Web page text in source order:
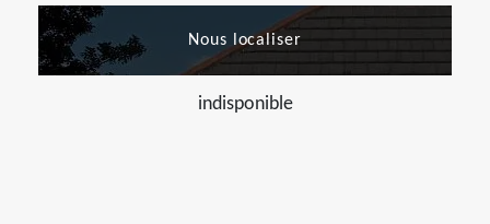
Nous localiser
indisponible